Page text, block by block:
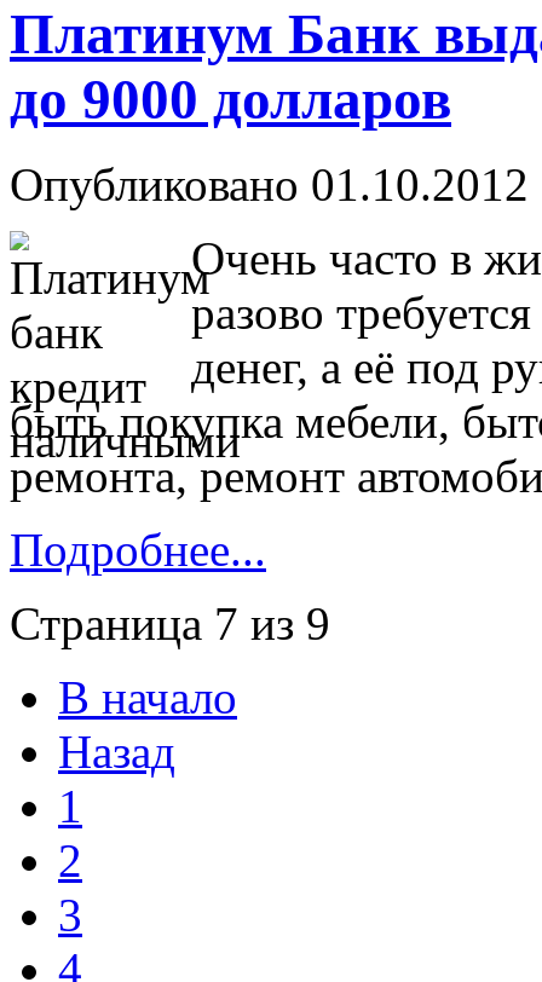
Платинум Банк
до 9000 долларов
Опубликовано
Очень часто в
разово
денег, а её под
быть покупка мебели,
ремонта, ремонт
Подробнее...
Страница 7 из 9
В начало
Назад
1
2
3
4